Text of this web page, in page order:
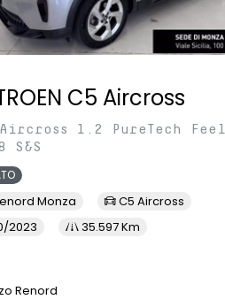
C5 Aircross
1.2 PureTech Feel
S&S
Monza
C5 Aircross
2023
35.597 Km
Renord